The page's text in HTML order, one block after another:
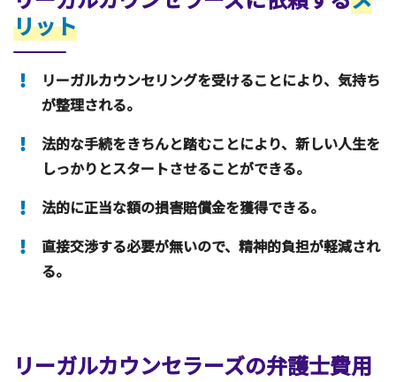
リット
リーガルカウンセリングを受けることにより、気持ち
が整理される。
法的な手続をきちんと踏むことにより、新しい人生を
しっかりとスタートさせることができる。
法的に正当な額の損害賠償金を獲得できる。
直接交渉する必要が無いので、精神的負担が軽減され
る。
リーガルカウンセラーズの弁護士費用